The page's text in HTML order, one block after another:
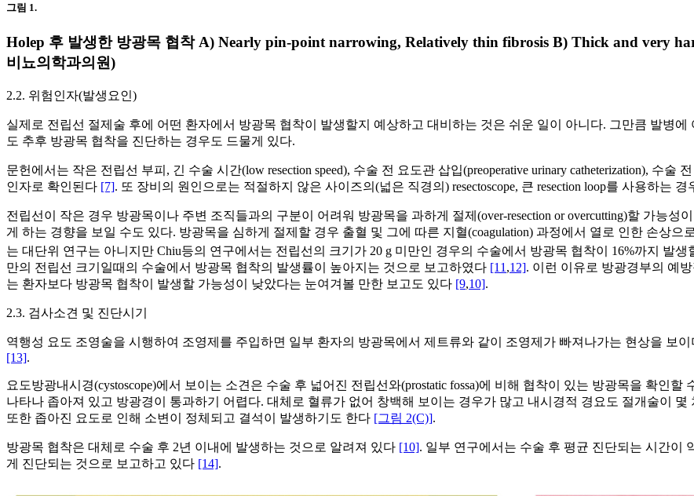
그림 1.
Holep 후 발생한 방광목 협착 A) Nearly pin-point narrowing, Relatively thin fibrosis B) Thick and very
비뇨의학과의원)
2.2. 위험인자(발생요인)
실제로 전립선 절제술 후에 어떤 환자에서 방광목 협착이 발생할지 예상하고 대비하는 것은 쉬운 일이 아니다. 그만큼 발병
도 추후 방광목 협착을 진단하는 경우도 드물게 있다.
문헌에서는 작은 전립선 부피, 긴 수술 시간(low resection speed), 수술 전 요도관 삽입(preoperative urinary catheterization), 수
인자로 확인된다 [7]. 또 장비의 원인으로는 적절하지 않은 사이즈의(넓은 직경의) resectoscope, 큰 resection loop를 사용하는
전립선이 작은 경우 방광목이나 주변 조직들과의 구분이 어려워 방광목을 과하게 절제(over-resection or overcutting)할 가능
게 하는 경향을 보일 수도 있다. 방광목을 심하게 절제할 경우 출혈 및 그에 따른 지혈(coagulation) 과정에서 열로 인한 손상
는 대단위 연구는 아니지만 Chiu등의 연구에서는 전립선의 크기가 20 g 미만인 경우의 수술에서 방광목 협착이 16%까지 발생
만의 전립선 크기일때의 수술에서 방광목 협착의 발생률이 높아지는 것으로 보고하였다 [11 ,12]. 이런 이유로 방광경부의 예
는 환자보다 방광목 협착이 발생할 가능성이 낮았다는 눈여겨볼 만한 보고도 있다 [9,10].
2.3. 검사소견 및 진단시기
역행성 요도 조영술을 시행하여 조영제를 주입하면 일부 환자의 방광목에서 제트류와 같이 조영제가 빠져나가는 현상을 보이
[13].
요도방광내시경(cystoscope)에서 보이는 소견은 수술 후 넓어진 전립선와(prostatic fossa)에 비해 협착이 있는 방광목을 확인할
나타나 좁아져 있고 방광경이 통과하기 어렵다. 대체로 혈류가 없어 창백해 보이는 경우가 많고 내시경적 경요도 절개술이 몇
또한 좁아진 요도로 인해 소변이 정체되고 결석이 발생하기도 한다 [그림 2(C)].
방광목 협착은 대체로 수술 후 2년 이내에 발생하는 것으로 알려져 있다 [10]. 일부 연구에서는 수술 후 평균 진단되는 시간이
게 진단되는 것으로 보고하고 있다 [14].